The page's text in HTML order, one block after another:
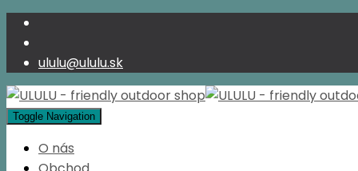
ululu@ululu.sk
Toggle Navigation
O nás